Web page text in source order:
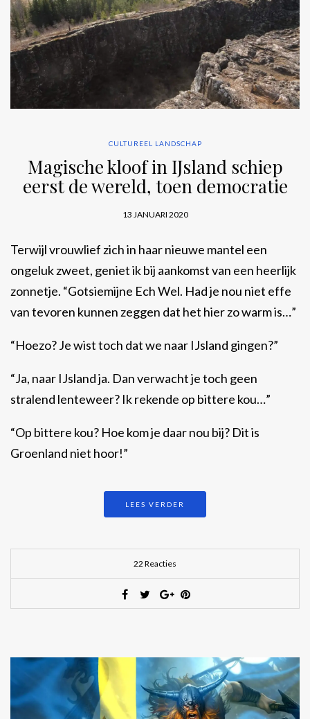
CULTUREEL LANDSCHAP
Magische kloof in IJsland schiep
eerst de wereld, toen democratie
13 JANUARI 2020
Terwijl vrouwlief zich in haar nieuwe mantel een
ongeluk zweet, geniet ik bij aankomst van een heerlijk
zonnetje. “Gotsiemijne Ech Wel. Had je nou niet effe
van tevoren kunnen zeggen dat het hier zo warm is…”
“Hoezo? Je wist toch dat we naar IJsland gingen?”
“Ja, naar IJsland ja. Dan verwacht je toch geen
stralend lenteweer? Ik rekende op bittere kou…”
“Op bittere kou? Hoe kom je daar nou bij? Dit is
Groenland niet hoor!”
LEES VERDER
22 Reacties